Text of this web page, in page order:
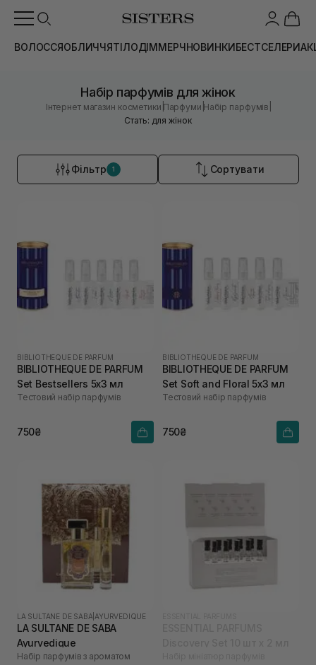
ВОЛОССЯОБЛИЧЧЯТІЛОДІММЕРЧНОВИНКИБЕСТСЕЛЕРИ
Набір парфумів для жінок
Інтернет магазин косметики |Парфуми |Набір парфумів
Стать: для жінок
Фільтр 1 Сортувати
BIBLIOTHEQUE DE PARFUM
BIBLIOTHEQUE DE PARFUM
Set Bestsellers 5х3 мл
Тестовий набір парфумів
750₴
BIBLIOTHEQUE DE PARFUM
BIBLIOTHEQUE DE PARFUM
Set Soft and Floral 5х3 мл
Тестовий набір парфумів
750₴
LA SULTANE DE SABA AYURVEDIQUE
LA SULTANE DE SABA
Ayurvedique
Набір парфумів з ароматом